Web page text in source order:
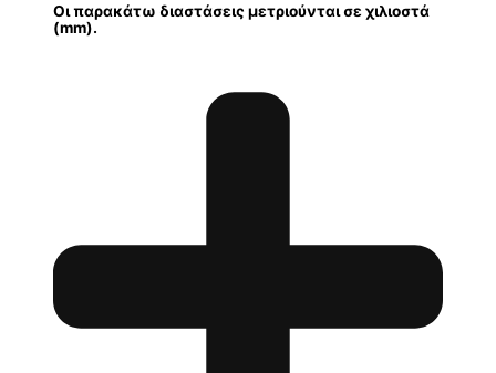
Οι παρακάτω διαστάσεις μετριούνται σε χιλιοστά
(mm).